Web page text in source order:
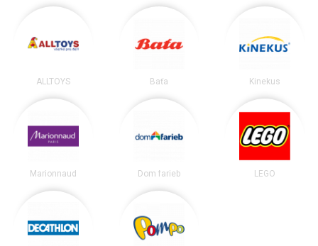
ALLTOYS Baťa Kinekus
Marionnaud Dom farieb LEGO